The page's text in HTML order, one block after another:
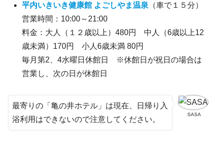
平内いきいき健康館 よごしやま温泉 （車で１５分）
営業時間：10:00～21:00
料金：大人（１２歳以上）480円 中人（6歳以上12
歳未満）170円 小人6歳未満 80円
毎月第2、4水曜日休館日 ※休館日が祝日の場合は
営業し、次の日が休館日
SASA
最寄りの「亀の井ホテル」は現在、日帰り入
浴利用はできないので注意してください。